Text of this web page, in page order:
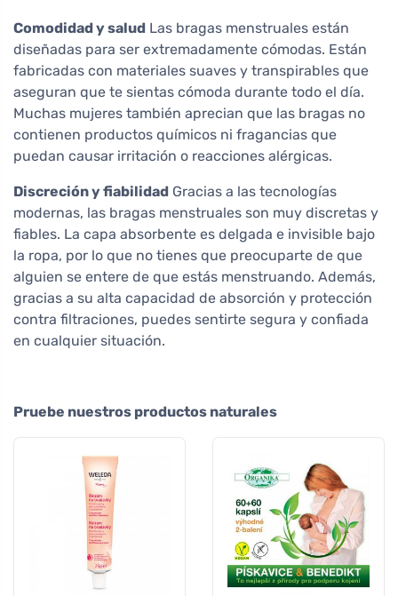
Comodidad y salud Las bragas menstruales están
diseñadas para ser extremadamente cómodas. Están
fabricadas con materiales suaves y transpirables que
aseguran que te sientas cómoda durante todo el día.
Muchas mujeres también aprecian que las bragas no
contienen productos químicos ni fragancias que
puedan causar irritación o reacciones alérgicas.
Discreción y fiabilidad Gracias a las tecnologías
modernas, las bragas menstruales son muy discretas y
fiables. La capa absorbente es delgada e invisible bajo
la ropa, por lo que no tienes que preocuparte de que
alguien se entere de que estás menstruando. Además,
gracias a su alta capacidad de absorción y protección
contra filtraciones, puedes sentirte segura y confiada
en cualquier situación.
Pruebe nuestros productos naturales